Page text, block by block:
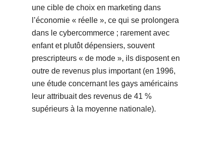
une cible de choix en marketing dans
l’économie « réelle », ce qui se prolongera
dans le cybercommerce ; rarement avec
enfant et plutôt dépensiers, souvent
prescripteurs « de mode », ils disposent en
outre de revenus plus important (en 1996,
une étude concernant les gays américains
leur attribuait des revenus de 41 %
supérieurs à la moyenne nationale).